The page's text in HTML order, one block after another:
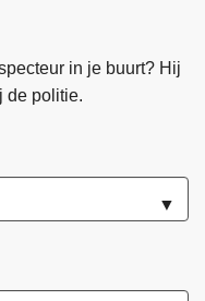
in je buurt? Hij
de politie.
▼